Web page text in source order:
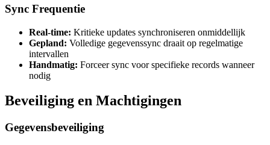
Sync Frequentie
Real-time: Kritieke updates synchroniseren onmiddellijk
Gepland: Volledige gegevenssync draait op regelmatige
intervallen
Handmatig: Forceer sync voor specifieke records wanneer
nodig
Beveiliging en Machtigingen
Gegevensbeveiliging